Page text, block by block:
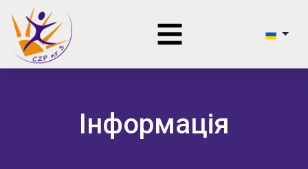
Інформація